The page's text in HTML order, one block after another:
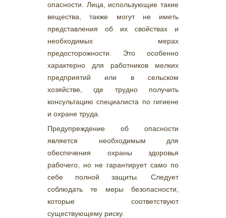
опасности. Лица, использующие такие
вещества, также могут не иметь
представления об их свойствах и
необходимых мерах
предосторожности. Это особенно
характерно для работников мелких
предприятий или в сельском
хозяйстве, где трудно получить
консультацию специалиста по гигиене
и охране труда.
Предупреждение об опасности
является необходимым для
обеспечения охраны здоровья
рабочего, но не гарантирует само по
себе полной защиты. Следует
соблюдать те меры безопасности,
которые соответствуют
существующему риску.